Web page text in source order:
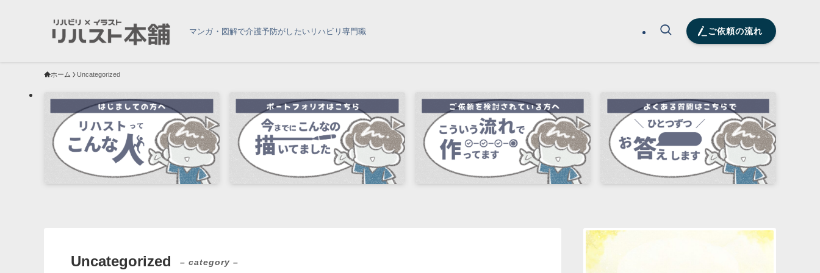
マンガ・図解で介護予防がしたいリハビリ専門職 ご依頼の流れ
ホーム Uncategorized
Uncategorized – category –